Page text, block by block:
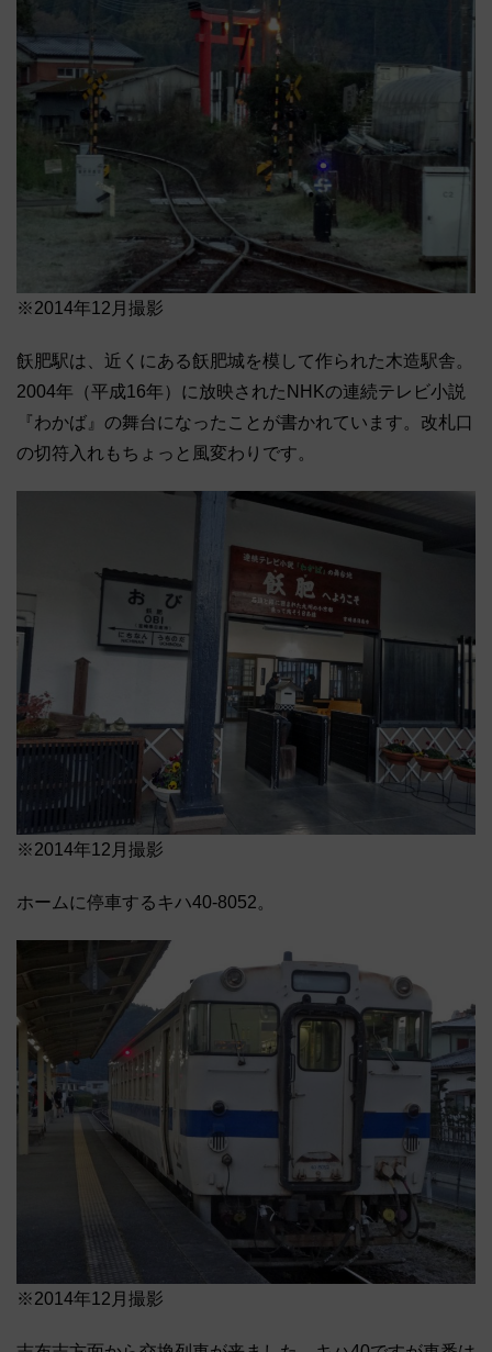
※2014年12月撮影
飫肥駅は、近くにある飫肥城を模して作られた木造駅舎。
2004年（平成16年）に放映されたNHKの連続テレビ小説
『わかば』の舞台になったことが書かれています。改札口
の切符入れもちょっと風変わりです。
※2014年12月撮影
ホームに停車するキハ40-8052。
※2014年12月撮影